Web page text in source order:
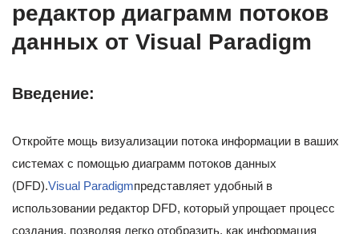
редактор диаграмм потоков
данных от Visual Paradigm
Введение:
Откройте мощь визуализации потока информации в ваших
системах с помощью диаграмм потоков данных
(DFD).Visual Paradigmпредставляет удобный в
использовании редактор DFD, который упрощает процесс
создания, позволяя легко отобразить, как информация